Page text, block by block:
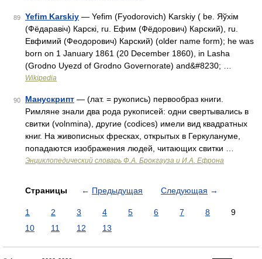
89 Yefim Karskiy — Yefim (Fyodorovich) Karskiy ( be. Яўхім
(Фёдаравіч) Карскі, ru. Ефим (Фёдорович) Карский), ru.
Евфимий (Феодорович) Карский) (older name form); he was
born on 1 January 1861 (20 December 1860), in Lasha
(Grodno Uyezd of Grodno Governorate) and&#8230; …
Wikipedia
90 Манускрипт — (лат. = рукопись) первообраз книги.
Римляне знали два рода рукописей: одни свертывались в
свитки (volnmina), другие (codices) имели вид квадратных
книг. На живописных фресках, открытых в Геркулануме,
попадаются изображения людей, читающих свитки …
Энциклопедический словарь Ф.А. Брокгауза и И.А. Ефрона
Страницы ← Предыдущая Следующая →
1 2 3 4 5 6 7 8
9
10
11 12 13